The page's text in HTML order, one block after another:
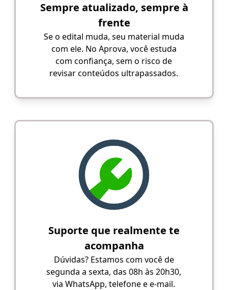
Sempre atualizado, sempre à
frente
Se o edital muda, seu material muda
com ele. No Aprova, você estuda
com confiança, sem o risco de
revisar conteúdos ultrapassados.
Suporte que realmente te
acompanha
Dúvidas? Estamos com você de
segunda a sexta, das 08h às 20h30,
via WhatsApp, telefone e e-mail.